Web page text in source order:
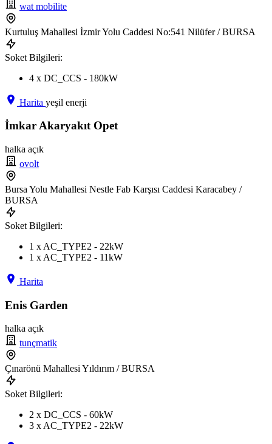
wat mobilite
Kurtuluş Mahallesi İzmir Yolu Caddesi No:541 Nilüfer / BURSA
Soket Bilgileri:
4 x DC_CCS - 180kW
Harita yeşil enerji
İmkar Akaryakıt Opet
halka açık
ovolt
Bursa Yolu Mahallesi Nestle Fab Karşısı Caddesi Karacabey /
BURSA
Soket Bilgileri:
1 x AC_TYPE2 - 22kW
1 x AC_TYPE2 - 11kW
Harita
Enis Garden
halka açık
tunçmatik
Çınarönü Mahallesi Yıldırım / BURSA
Soket Bilgileri:
2 x DC_CCS - 60kW
3 x AC_TYPE2 - 22kW